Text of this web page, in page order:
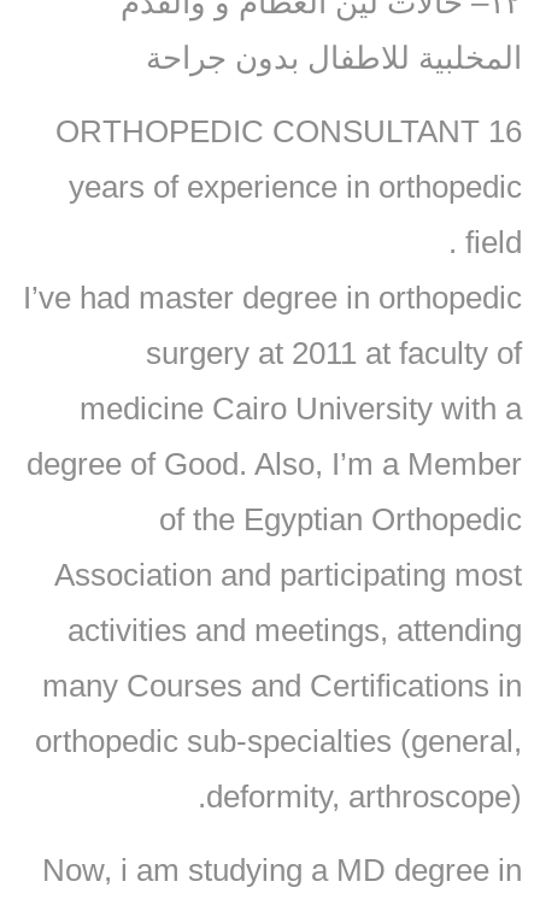
المخلبية للاطفال بدون جراحة
ORTHOPEDIC CONSULTANT 16
years of experience in orthopedic
field .
I’ve had master degree in orthopedic
surgery at 2011 at faculty of
medicine Cairo University with a
degree of Good. Also, I’m a Member
of the Egyptian Orthopedic
Association and participating most
activities and meetings, attending
many Courses and Certifications in
orthopedic sub-specialties (general,
deformity, arthroscope).
Now, i am studying a MD degree in